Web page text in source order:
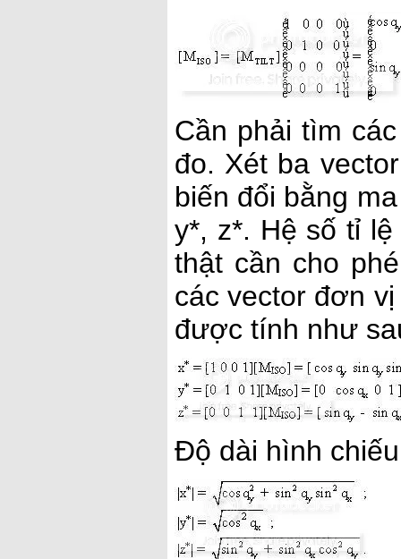
Cần phải tìm
đo. Xét ba
biến đổi bằng
y*, z*. Hệ số tỉ
thật cần cho
các vector đơn
được tính như
Độ dài hình